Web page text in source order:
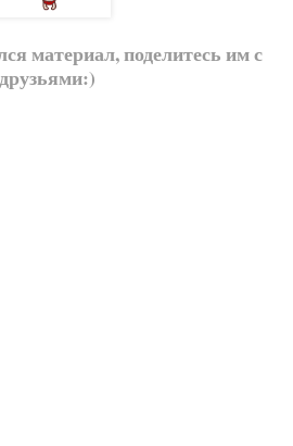
материал, поделитесь им с
друзьями:)